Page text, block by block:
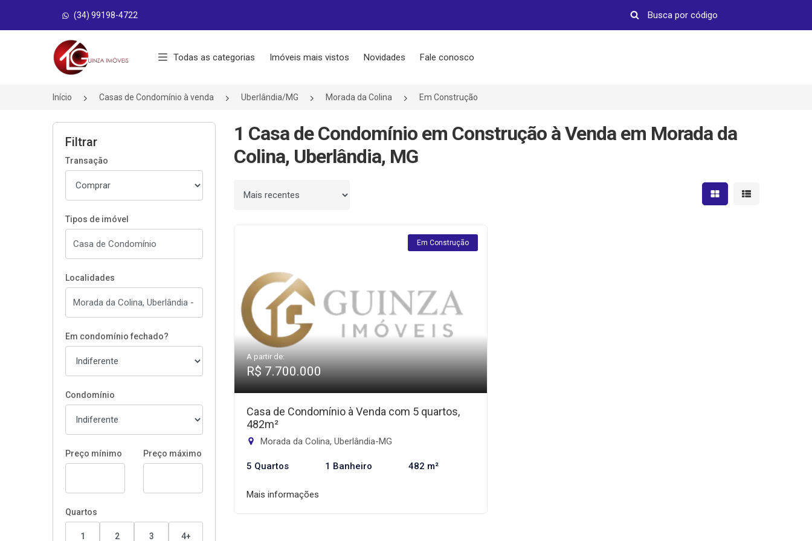
(34) 99198-4722
Página inicial
Todas as categorias Imóveis mais vistos Novidades Fale conosco
Início Casas de Condomínio à venda Uberlândia/MG Morada da Colina Em Construção
Filtrar
Transação
Tipos de imóvel
Localidades
Em condomínio fechado?
Condomínio
Preço mínimo Preço máximo
Quartos
1 2 3 4+
1 Casa de Condomínio em Construção à Venda em Morada da
Colina, Uberlândia, MG
Ordenar por Mostrar resultados em
Mostrar
Em Construção
A partir de:
R$ 7.700.000
Casa de Condomínio à Venda com 5 quartos,
482m²
Morada da Colina, Uberlândia-MG
5 Quartos 1 Banheiro 482 m²
Mais informações